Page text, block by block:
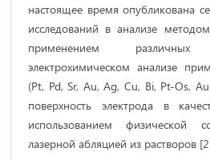
настоящее время опубликована
исследований в анализе
применением
электрохимическом анализе
(Pt, Pd, Sr, Au, Ag, Сu, Bi, Pt-Os,
поверх­ность электрода в
использованием физической
лазерной абляцией из растворов